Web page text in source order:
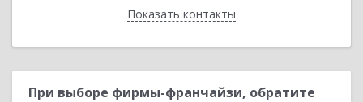
Показать контакты
Назад
При выборе фирмы-франчайзи, обратите